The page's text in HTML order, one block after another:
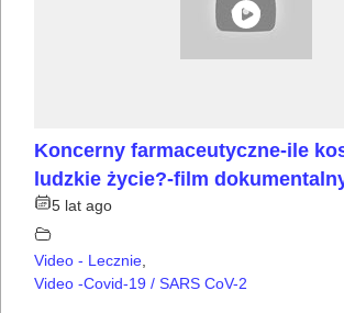
Koncerny farmaceutyczne-ile
ludzkie życie?-film
5 lat ago
Video - Lecznie,
Video -Covid-19 / SARS CoV-2